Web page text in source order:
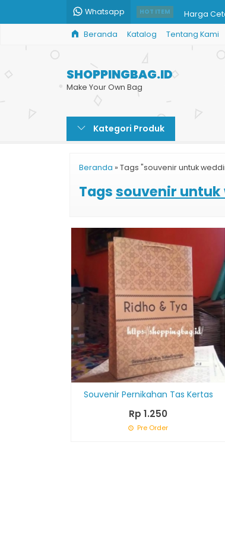
Whatsapp HOT ITEM Harga
Paperbag
Custom
Paper
Tas
Beranda Katalog Tentang Kami
SHOPPINGBAG.ID
Make Your Own Bag
Kategori Produk
Beranda » Tags "souvenir untuk
Tagssouvenir untuk
Souvenir Pernikahan Tas Kertas
Rp 1.250
Pre Order